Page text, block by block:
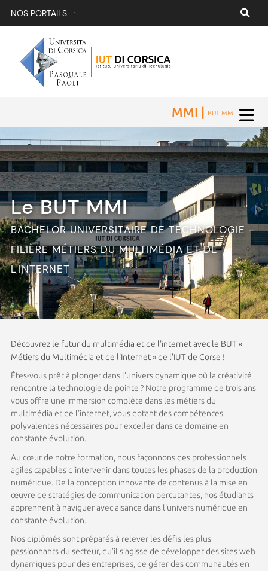
NOS PORTAILS :
MMI | BUT MMI
Le BUT MMI
BACHELOR UNIVERSITAIRE DE TECHNOLOGIE -
FILIÈRE MÉTIERS DU MULTIMÉDIA ET DE
L'INTERNET
Découvrez le futur du multimédia et de l'internet avec le BUT «
Métiers du Multimédia et de l'Internet » de l'IUT de Corse !
Êtes-vous prêt à plonger dans l'univers dynamique où la créativité
rencontre la technologie de pointe ? Notre programme de trois ans
vous offre une immersion complète dans les métiers du
multimédia et de l'internet, vous dotant des compétences
polyvalentes nécessaires pour exceller dans ce domaine en
constante évolution.
Au cœur de notre formation, nous façonnons des professionnels
agiles capables d'intervenir dans toutes les phases de la production
numérique. De la conception innovante de contenus à la mise en
œuvre de stratégies de communication percutantes, nos étudiants
apprennent à naviguer avec aisance dans l'univers numérique en
constante évolution.
Nos diplômés sont préparés à relever les défis les plus
passionnants du secteur, qu'il s'agisse de développer des sites web
dynamiques pour des entreprises, de gérer des communautés en